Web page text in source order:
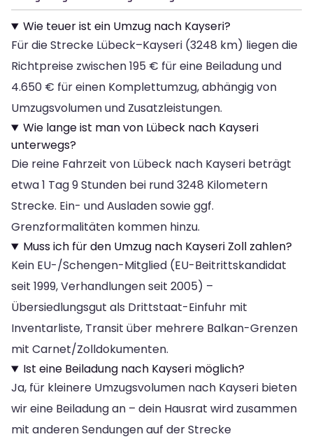
Wie teuer ist ein Umzug nach Kayseri?
Für die Strecke Lübeck–Kayseri (3248 km) liegen die
Richtpreise zwischen 195 € für eine Beiladung und
4.650 € für einen Komplettumzug, abhängig von
Umzugsvolumen und Zusatzleistungen.
Wie lange ist man von Lübeck nach Kayseri
unterwegs?
Die reine Fahrzeit von Lübeck nach Kayseri beträgt
etwa 1 Tag 9 Stunden bei rund 3248 Kilometern
Strecke. Ein- und Ausladen sowie ggf.
Grenzformalitäten kommen hinzu.
Muss ich für den Umzug nach Kayseri Zoll zahlen?
Kein EU-/Schengen-Mitglied (EU-Beitrittskandidat
seit 1999, Verhandlungen seit 2005) –
Übersiedlungsgut als Drittstaat-Einfuhr mit
Inventarliste, Transit über mehrere Balkan-Grenzen
mit Carnet/Zolldokumenten.
Ist eine Beiladung nach Kayseri möglich?
Ja, für kleinere Umzugsvolumen nach Kayseri bieten
wir eine Beiladung an – dein Hausrat wird zusammen
mit anderen Sendungen auf der Strecke